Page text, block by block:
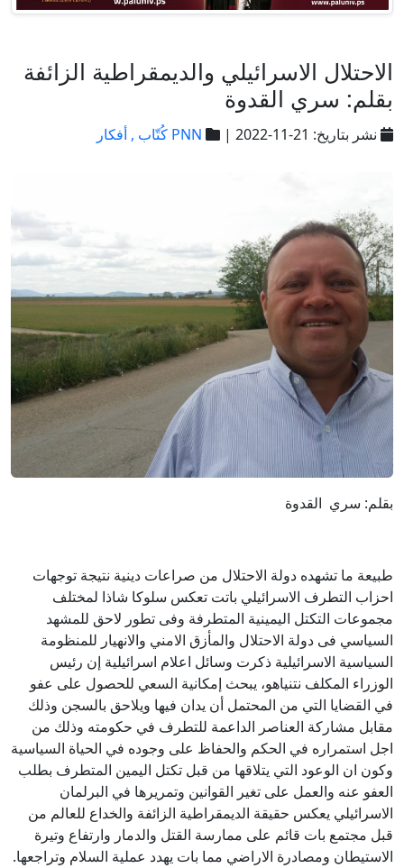
الاحتلال الاسرائيلي والديمقراطية الزائفة
بقلم: سري القدوة
نشر بتاريخ: 21-11-2022 | PNN كُتّاب , أفكار
بقلم: سري القدوة
طبيعة ما تشهده دولة الاحتلال من صراعات دينية نتيجة توجهات
احزاب التطرف الاسرائيلي باتت تعكس سلوكا شاذا لمختلف
مجموعات التكتل اليمينية المتطرفة وفى تطور لاحق للمشهد
السياسي فى دولة الاحتلال والمأزق الامني والانهيار للمنظومة
السياسية الاسرائيلية ذكرت وسائل اعلام اسرائيلية إن رئيس
الوزراء المكلف نتنياهو، يبحث إمكانية السعي للحصول على عفو
في القضايا التي من المحتمل أن يدان فيها ويلاحق بالسجن وذلك
مقابل مشاركة العناصر الداعمة للتطرف في حكومته وذلك من
اجل استمراره في الحكم والحفاظ على وجوده في الحياة السياسية
وكون ان الوعود التي يتلاقها من قبل تكتل اليمين المتطرف بطلب
العفو عنه والعمل على تغير القوانين وتمريرها في البرلمان
الاسرائيلي يعكس حقيقة الديمقراطية الزائفة والخداع للعالم من
قبل مجتمع بات قائم على ممارسة القتل والدمار وارتفاع وتيرة
الاستيطان ومصادرة الاراضي مما بات يهدد عملية السلام وتراجعها.